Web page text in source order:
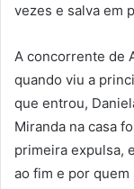
vezes e salva em
A concorrente de
quando viu a
que entrou,
Miranda na casa
primeira expulsa,
ao fim e por quem